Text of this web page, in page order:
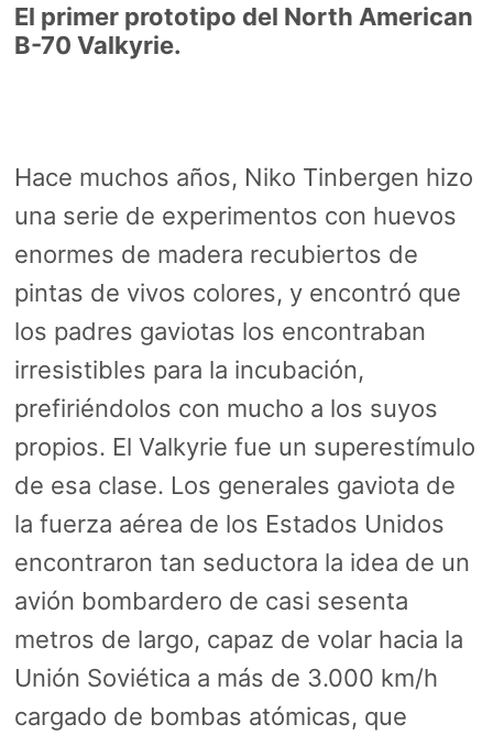
El primer prototipo del North American
B-70 Valkyrie.
Hace muchos años, Niko Tinbergen hizo
una serie de experimentos con huevos
enormes de madera recubiertos de
pintas de vivos colores, y encontró que
los padres gaviotas los encontraban
irresistibles para la incubación,
prefiriéndolos con mucho a los suyos
propios. El Valkyrie fue un superestímulo
de esa clase. Los generales gaviota de
la fuerza aérea de los Estados Unidos
encontraron tan seductora la idea de un
avión bombardero de casi sesenta
metros de largo, capaz de volar hacia la
Unión Soviética a más de 3.000 km/h
cargado de bombas atómicas, que